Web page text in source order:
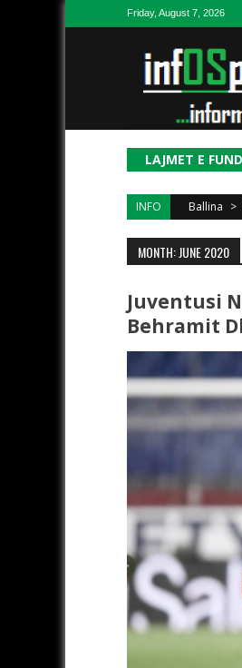
Skip to contentFriday, August 7, 2026
LAJMET E
INFO Ballina >
MONTH: JUNE 2020
Juventusi
Behramit